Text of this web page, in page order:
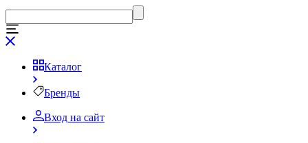
Каталог
Бренды
Вход на сайт